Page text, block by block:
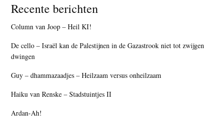
Recente berichten
Column van Joop – Heil KI!
De cello – Israël kan de Palestijnen in de Gazastrook niet tot zwijgen
dwingen
Guy – dhammazaadjes – Heilzaam versus onheilzaam
Haiku van Renske – Stadstuintjes II
Ardan-Ah!